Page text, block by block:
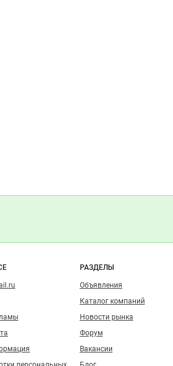
сайту РАЗДЕЛЫ
Объявления
Каталог компаний
Новости рынка
Форум
Вакансии